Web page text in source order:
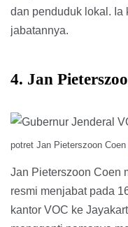
dan penduduk lokal. Ia
jabatannya.
4. Jan
potret Jan Pieterszoon Coen
Jan Pieterszoon Coen
resmi menjabat pada
kantor VOC ke